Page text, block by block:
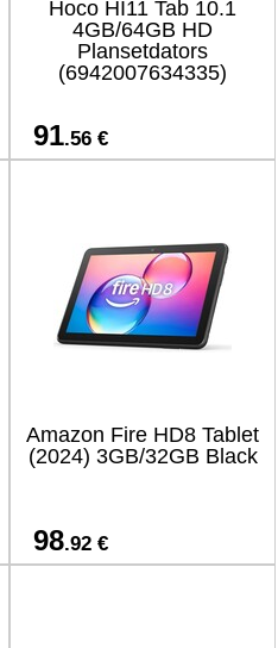
Hoco HI11 Tab 10.1
4GB/64GB HD
Plansetdators
(6942007634335)
91.56 €
Amazon Fire HD8 Tablet
(2024) 3GB/32GB Black
98.92 €